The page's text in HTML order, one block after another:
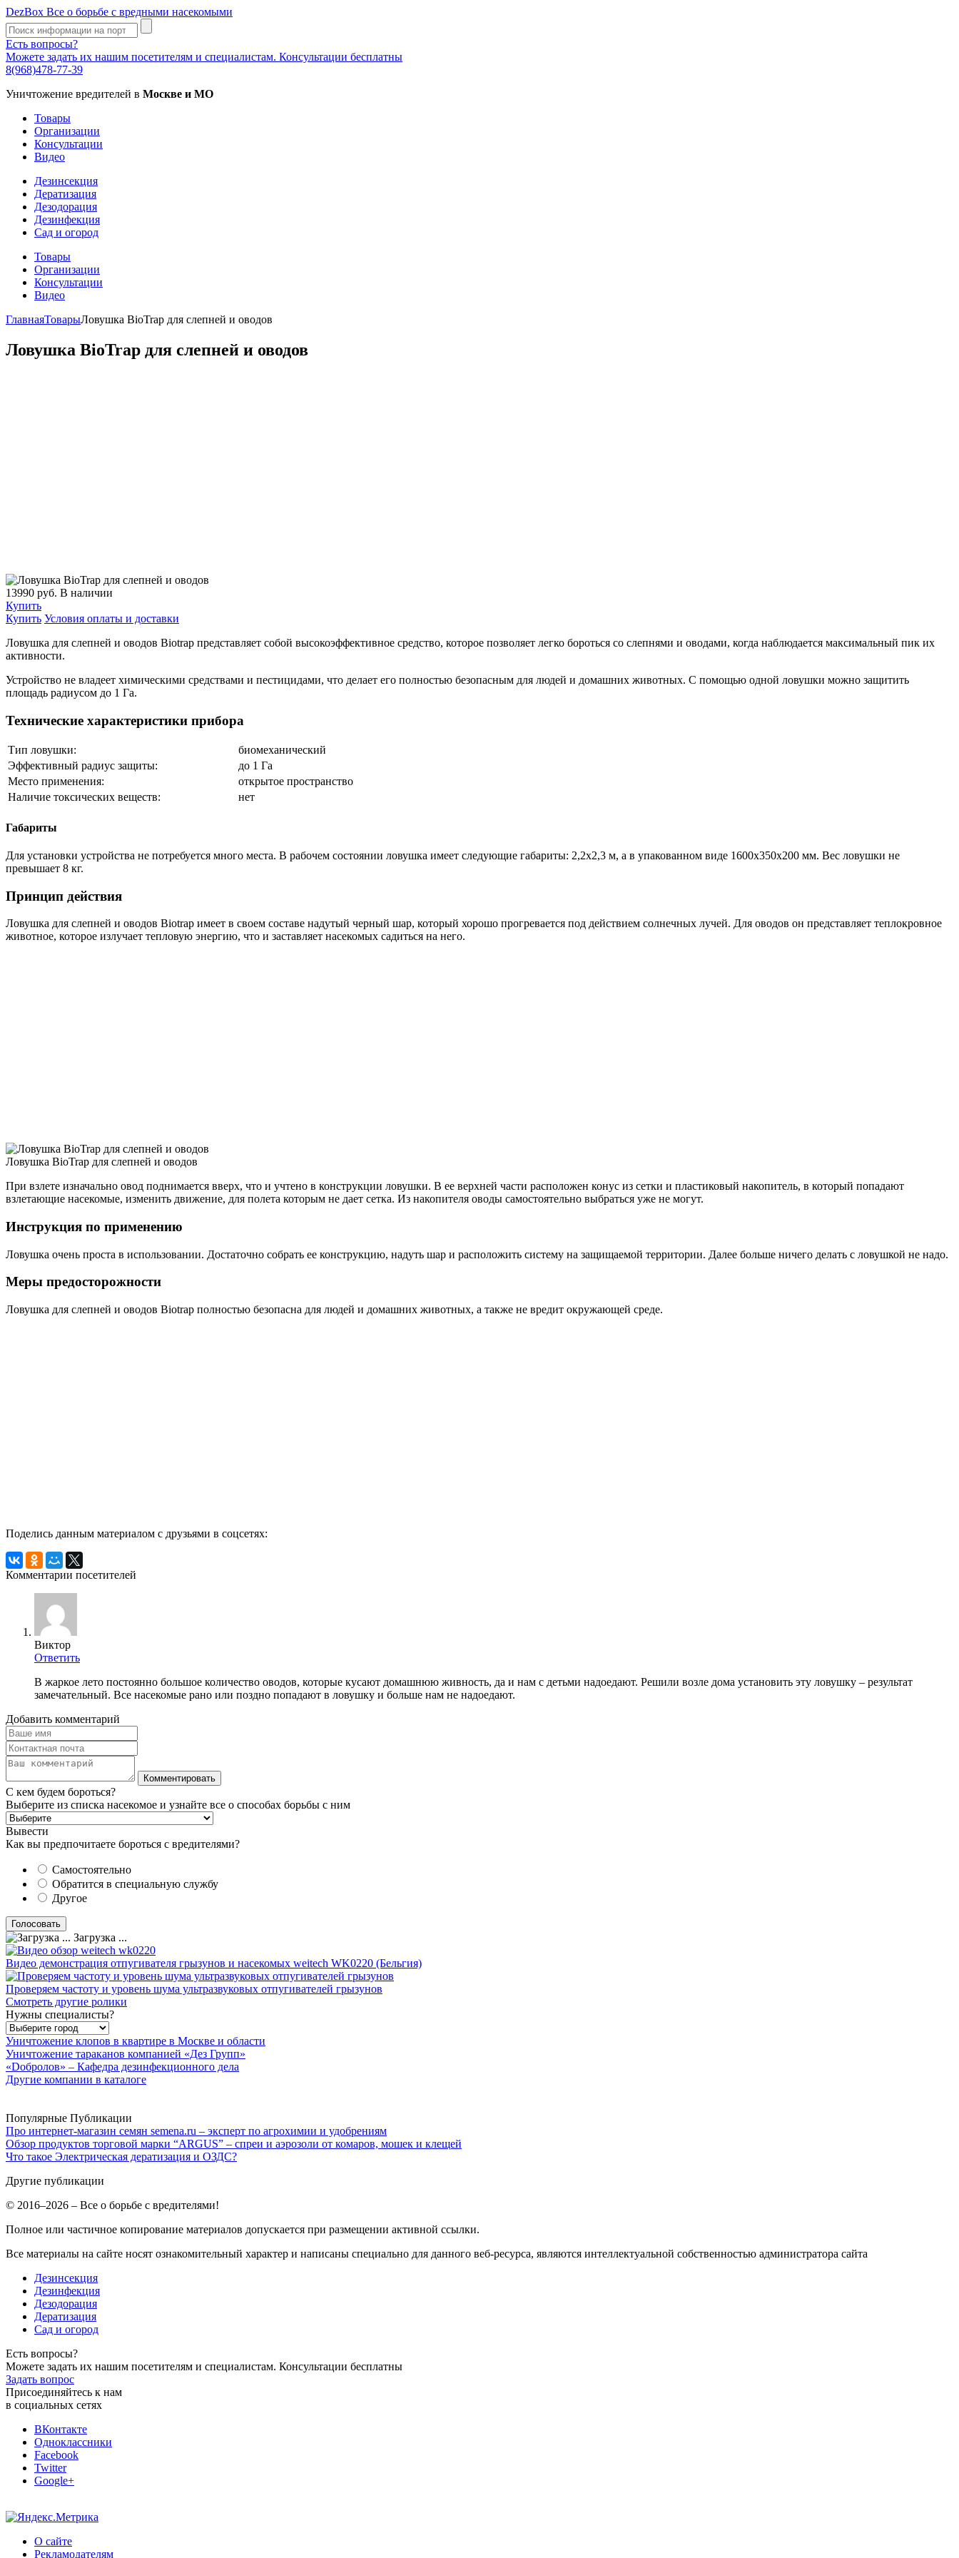
DezBox Все о борьбе с вредными насекомыми
Есть вопросы?
Можете задать их нашим посетителям и специалистам. Консультации бесплатны
8(968)478-77-39
Уничтожение вредителей в Москве и МО
Товары
Организации
Консультации
Видео
Дезинсекция
Дератизация
Дезодорация
Дезинфекция
Сад и огород
Товары
Организации
Консультации
Видео
ГлавнаяТоварыЛовушка BioTrap для слепней и оводов
Ловушка BioTrap для слепней и оводов
13990 руб. В наличии
Купить
Купить Условия оплаты и доставки
Ловушка для слепней и оводов Biotrap представляет собой высокоэффективное средство, которое позволяет легко бороться со слепнями и оводами, когда наблюдается максимальный пик их
активности.
Устройство не владеет химическими средствами и пестицидами, что делает его полностью безопасным для людей и домашних животных. С помощью одной ловушки можно защитить
площадь радиусом до 1 Га.
Технические характеристики прибора
Тип ловушки:
биомеханический
Эффективный радиус защиты:
до 1 Га
Место применения:
открытое пространство
Наличие токсических веществ:
нет
Габариты
Для установки устройства не потребуется много места. В рабочем состоянии ловушка имеет следующие габариты: 2,2х2,3 м, а в упакованном виде 1600х350х200 мм. Вес ловушки не
превышает 8 кг.
Принцип действия
Ловушка для слепней и оводов Biotrap имеет в своем составе надутый черный шар, который хорошо прогревается под действием солнечных лучей. Для оводов он представляет теплокровное
животное, которое излучает тепловую энергию, что и заставляет насекомых садиться на него.
Ловушка BioTrap для слепней и оводов
При взлете изначально овод поднимается вверх, что и учтено в конструкции ловушки. В ее верхней части расположен конус из сетки и пластиковый накопитель, в который попадают
взлетающие насекомые, изменить движение, для полета которым не дает сетка. Из накопителя оводы самостоятельно выбраться уже не могут.
Инструкция по применению
Ловушка очень проста в использовании. Достаточно собрать ее конструкцию, надуть шар и расположить систему на защищаемой территории. Далее больше ничего делать с ловушкой не надо.
Меры предосторожности
Ловушка для слепней и оводов Biotrap полностью безопасна для людей и домашних животных, а также не вредит окружающей среде.
Поделись данным материалом с друзьями в соцсетях:
Комментарии посетителей
Виктор
Ответить
В жаркое лето постоянно большое количество оводов, которые кусают домашнюю живность, да и нам с детьми надоедают. Решили возле дома установить эту ловушку – результат
замечательный. Все насекомые рано или поздно попадают в ловушку и больше нам не надоедают.
Добавить комментарий
С кем будем бороться?
Выберите из списка насекомое и узнайте все о способах борьбы с ним
Вывести
Как вы предпочитаете бороться с вредителями?
Самостоятельно
Обратится в специальную службу
Другое
Загрузка ...
Видео демонстрация отпугивателя грызунов и насекомых weitech WK0220 (Бельгия)
Проверяем частоту и уровень шума ультразвуковых отпугивателей грызунов
Смотреть другие ролики
Нужны специалисты?
Уничтожение клопов в квартире в Москве и области
Уничтожение тараканов компанией «Дез Групп»
«Dобролов» – Кафедра дезинфекционного дела
Другие компании в каталоге
Популярные Публикации
Про интернет-магазин семян semena.ru – эксперт по агрохимии и удобрениям
Обзор продуктов торговой марки “ARGUS” – спреи и аэрозоли от комаров, мошек и клещей
Что такое Электрическая дератизация и ОЗДС?
Другие публикации
© 2016–2026 – Все о борьбе с вредителями!
Полное или частичное копирование материалов допускается при размещении активной ссылки.
Все материалы на сайте носят ознакомительный характер и написаны специально для данного веб-ресурса, являются интеллектуальной собственностью администратора сайта
Дезинсекция
Дезинфекция
Дезодорация
Дератизация
Сад и огород
Есть вопросы?
Можете задать их нашим посетителям и специалистам. Консультации бесплатны
Задать вопрос
Присоединяйтесь к нам
в социальных сетях
ВКонтакте
Одноклассники
Facebook
Twitter
Google+
О сайте
Рекламодателям